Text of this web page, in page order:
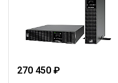
270 450 ₽